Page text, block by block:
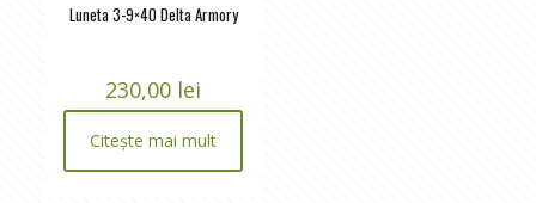
Luneta 3-9×40 Delta Armory
230,00 lei
Citește mai mult